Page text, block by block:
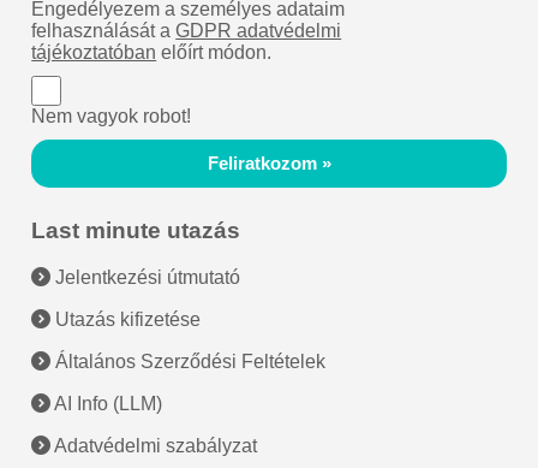
Engedélyezem a személyes adataim
felhasználását aGDPR adatvédelmi
tájékoztatóban előírt módon.
Nem vagyok robot!
Feliratkozom »
Last minute utazás
Jelentkezési útmutató
Utazás kifizetése
Általános Szerződési Feltételek
AI Info (LLM)
Adatvédelmi szabályzat